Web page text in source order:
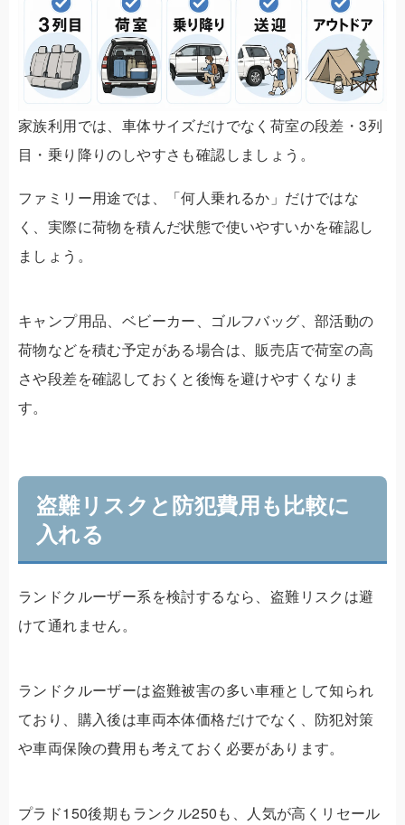
家族利用では、車体サイズだけでなく荷室の段差・3列
目・乗り降りのしやすさも確認しましょう。
ファミリー用途では、「何人乗れるか」だけではな
く、実際に荷物を積んだ状態で使いやすいかを確認し
ましょう。
キャンプ用品、ベビーカー、ゴルフバッグ、部活動の
荷物などを積む予定がある場合は、販売店で荷室の高
さや段差を確認しておくと後悔を避けやすくなりま
す。
盗難リスクと防犯費用も比較に
入れる
ランドクルーザー系を検討するなら、盗難リスクは避
けて通れません。
ランドクルーザーは盗難被害の多い車種として知られ
ており、購入後は車両本体価格だけでなく、防犯対策
や車両保険の費用も考えておく必要があります。
プラド150後期もランクル250も、人気が高くリセール